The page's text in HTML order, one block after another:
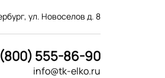
ул. Новоселов д. 8
555-86-90
info@tk-elko.ru